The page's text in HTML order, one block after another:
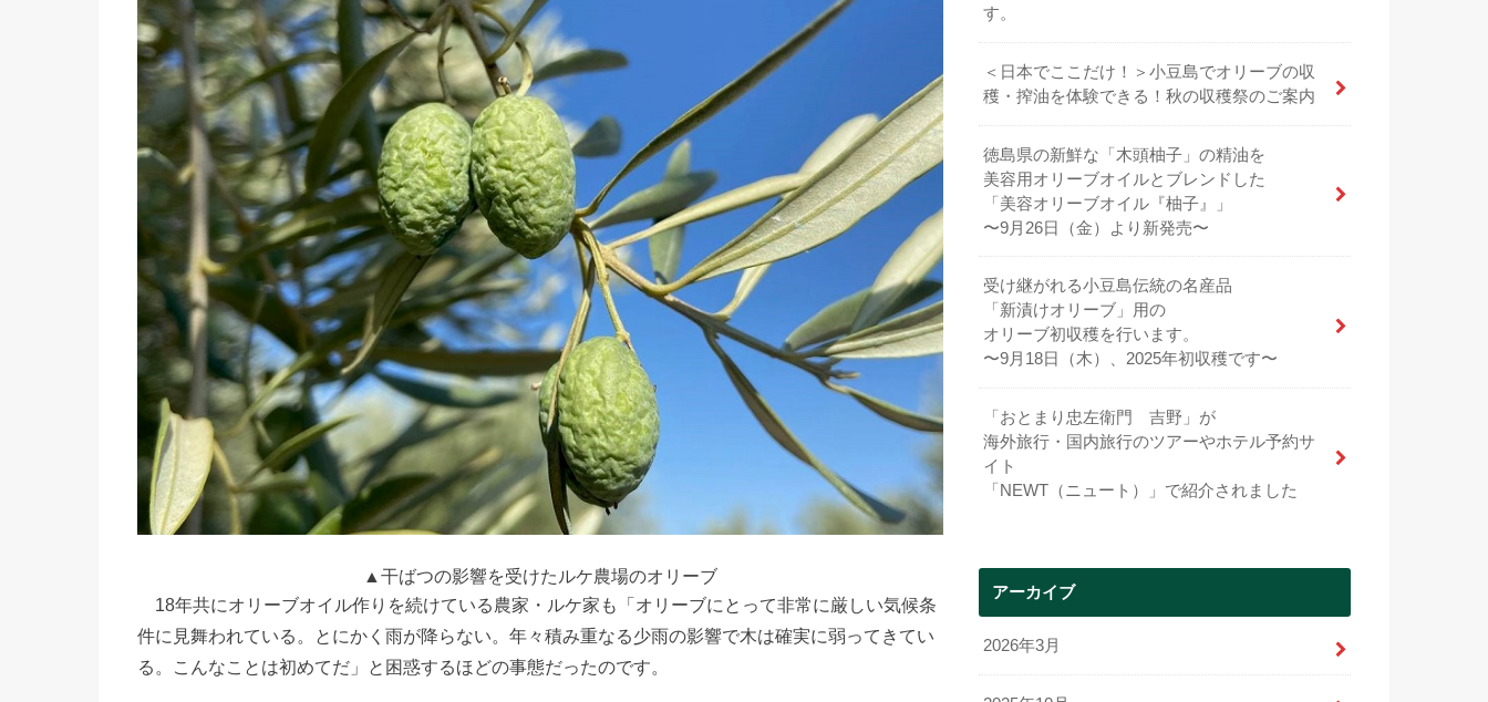
▲干ばつの影響を受けたルケ農場のオリーブ
18年共にオリーブオイル作りを続けている農家・ルケ家も「オリーブにとって非常に厳しい気候条
件に見舞われている。とにかく雨が降らない。年々積み重なる少雨の影響で木は確実に弱ってきてい
る。こんなことは初めてだ」と困惑するほどの事態だったのです。
す。
＜日本でここだけ！＞小豆島でオリーブの収
穫・搾油を体験できる！秋の収穫祭のご案内
徳島県の新鮮な「木頭柚子」の精油を
美容用オリーブオイルとブレンドした
「美容オリーブオイル『柚子』」
〜9月26日（金）より新発売〜
受け継がれる小豆島伝統の名産品
「新漬けオリーブ」用の
オリーブ初収穫を行います。
〜9月18日（木）、2025年初収穫です〜
「おとまり忠左衛門 吉野」が
海外旅行・国内旅行のツアーやホテル予約サ
イト
「NEWT（ニュート）」で紹介されました
アーカイブ
2026年3月